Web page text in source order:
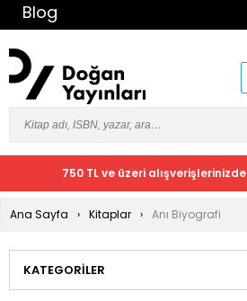
Blog
750 TL ve üzeri alışverişlerinizde
Ana Sayfa Kitaplar Anı Biyografi
KATEGORILER